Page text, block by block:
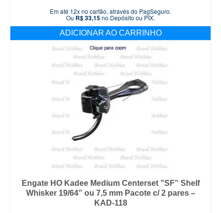
Em até 12x no cartão, através do PagSeguro.
Ou R$33,15no Depósito ou PIX.
ADICIONAR AO CARRINHO
Engate HO Kadee Medium Centerset ”SF” Shelf
Whisker 19/64” ou 7,5 mm Pacote c/ 2 pares –
KAD-118